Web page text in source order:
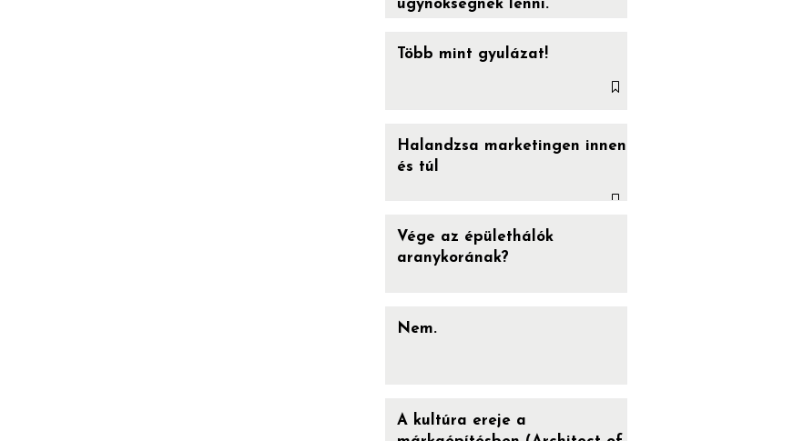
ügynökségnek lenni.
Több mint gyulázat!
Halandzsa marketingen innen
és túl
Vége az épülethálók
aranykorának?
Nem.
A kultúra ereje a